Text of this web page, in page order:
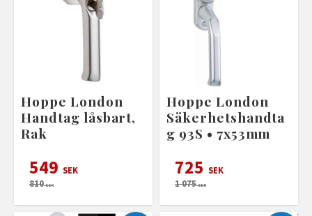
Hoppe London
Handtag låsbart,
Rak
549 SEK
810SEK
Hoppe London
Säkerhetshandta
g 93S • 7x53mm
725 SEK
1 075SEK